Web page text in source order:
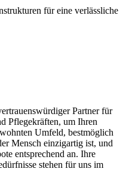
für eine verlässliche
Partner für
Pflegekräften, um Ihren
Umfeld, bestmöglich
Mensch einzigartig ist, und
entsprechend an. Ihre
stehen für uns im